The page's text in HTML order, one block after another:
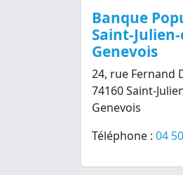
Banque
Saint-
Genevois
24, rue Fernand
74160 Saint-
Genevois
Téléphone : 04